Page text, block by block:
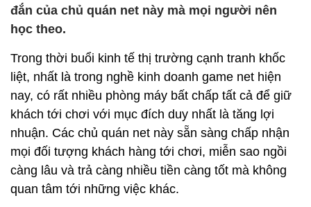
đắn của chủ quán net này mà mọi người nên
học theo.
Trong thời buổi kinh tế thị trường cạnh tranh khốc
liệt, nhất là trong nghề kinh doanh game net hiện
nay, có rất nhiều phòng máy bất chấp tất cả để giữ
khách tới chơi với mục đích duy nhất là tăng lợi
nhuận. Các chủ quán net này sẵn sàng chấp nhận
mọi đối tượng khách hàng tới chơi, miễn sao ngồi
càng lâu và trả càng nhiều tiền càng tốt mà không
quan tâm tới những việc khác.